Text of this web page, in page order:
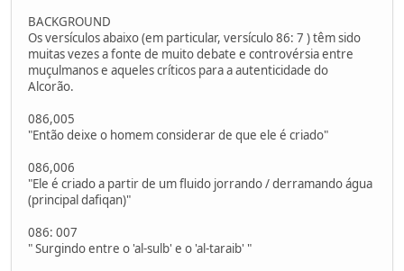
BACKGROUND
Os versículos abaixo (em particular, versículo 86: 7 ) têm sido
muitas vezes a fonte de muito debate e controvérsia entre
muçulmanos e aqueles críticos para a autenticidade do
Alcorão.
086,005
"Então deixe o homem considerar de que ele é criado"
086,006
"Ele é criado a partir de um fluido jorrando / derramando água
(principal dafiqan)"
086: 007
" Surgindo entre o 'al-sulb' e o 'al-taraib' "